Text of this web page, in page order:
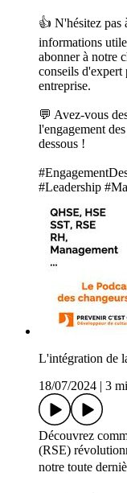
👍 N'hésitez pas
informations
abonner à notre
conseils d'expert
entreprise.
💬 Avez-vous
l'engagement
dessous !
#Leadership
L'intégration de
18/07/2024
3
Découvrez
(RSE)
notre toute